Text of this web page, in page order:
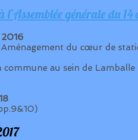
générale du 14
2016
du cœur de
au sein de Lamballe